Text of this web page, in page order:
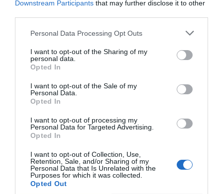
Downstream Participants that may further disclose it to other
Personal Data Processing Opt Outs
I want to opt-out of the Sharing of my
personal data.
Opted In
I want to opt-out of the Sale of my
Personal Data.
Opted In
I want to opt-out of processing my
Personal Data for Targeted Advertising.
Opted In
I want to opt-out of Collection, Use,
Retention, Sale, and/or Sharing of my
Personal Data that Is Unrelated with the
Purposes for which it was collected.
Opted Out
τον Ποκετίνο στον πάγκο της και ένα σύνολο κάτι
παραπάνω από τίμιο, οι ΗΠΑ έχουν περάσει ήδη στον
επόμενο γύρο με ένα 2 στα 2 στις ισάριθμες
πρεμιέρα της ήταν το αποτέλεσμα μιας από τις
καλύτερες εμφανίσεις ομάδας που είδαμε στην
διοργάνωση και ήδη η οικοδέσποινα σκέφτεται τα νοκ
άουτ. Και στα νοκ άουτ τίποτα δεν αποκλείεται…
Συμπέρασμα 4: Τα «cool breaks» μοιάζουν με
μπασκετοποίηση του αθλήματος
Τυπικά αυτές οι διακοπές είναι ένα αναγκαίο μέτρο για